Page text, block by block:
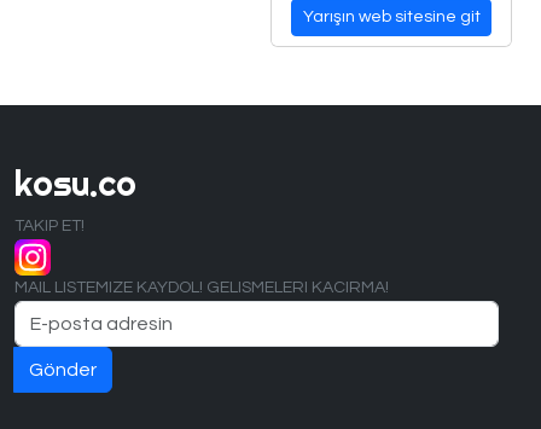
Yarışın web sitesine git
kosu.co
TAKIP ET!
MAIL LISTEMIZE KAYDOL! GELISMELERI KACIRMA!